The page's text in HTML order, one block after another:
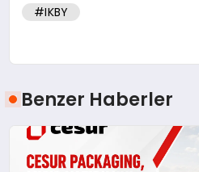
#IKBY
Benzer Haberler